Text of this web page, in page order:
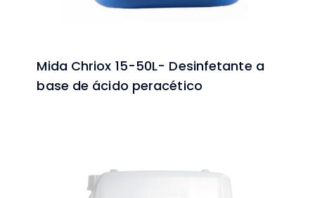
Mida Chriox 15-50L- Desinfetante a
base de ácido peracético